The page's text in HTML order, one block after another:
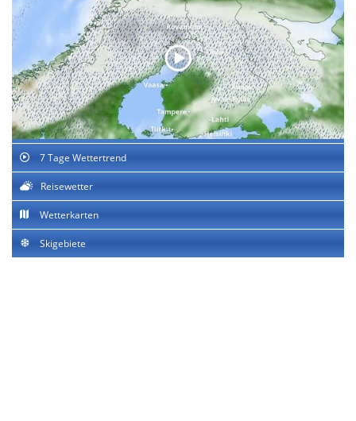
7 Tage Wettertrend
Reisewetter
Wetterkarten
Skigebiete